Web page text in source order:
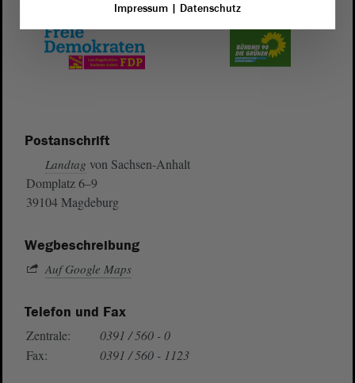
Postanschrift
Landtag von Sachsen-Anhalt
Domplatz 6–9
39104 Magdeburg
Wegbeschreibung
Auf Google Maps
Telefon und Fax
Zentrale:
0391 / 560 - 0
Fax:
0391 / 560 - 1123
Impressum| Datenschutz